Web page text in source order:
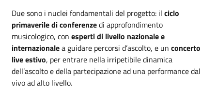
Due sono i nuclei fondamentali del progetto: il ciclo
primaverile di conferenzedi approfondimento
musicologico, con esperti di livello nazionale e
internazionalea guidare percorsi d’ascolto, e un concerto
live estivo, per entrare nella irripetibile dinamica
dell’ascolto e della partecipazione ad una performance dal
vivo ad alto livello.